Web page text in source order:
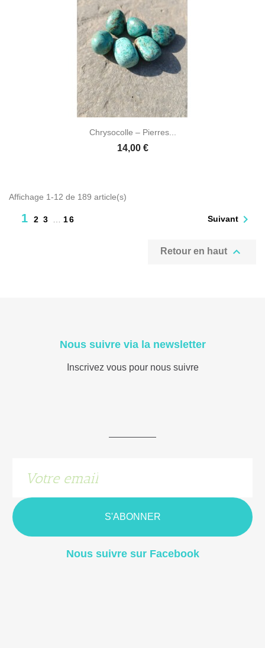
Chrysocolle – Pierres...
14,00 €
Affichage 1-12 de 189 article(s)
1 2 3 … 16 Suivant 
Retour en haut 
Nous suivre via la newsletter
Inscrivez vous pour nous suivre
S'ABONNER
Nous suivre sur Facebook